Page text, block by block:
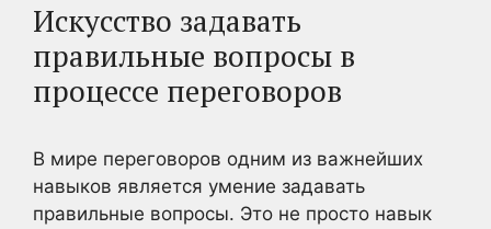
Искусство задавать
правильные вопросы в
процессе переговоров
В мире переговоров одним из важнейших
навыков является умение задавать
правильные вопросы. Это не просто навык